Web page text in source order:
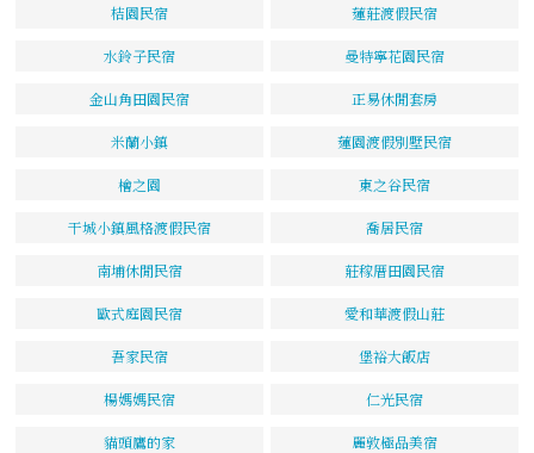
桔園民宿 蓮莊渡假民宿
水鈴子民宿 曼特寧花園民宿
金山角田園民宿 正易休閒套房
米蘭小鎮 蓮園渡假別墅民宿
檜之園 東之谷民宿
干城小鎮風格渡假民宿 喬居民宿
南埔休閒民宿 莊稼厝田園民宿
歐式庭園民宿 愛和華渡假山莊
吾家民宿 堡裕大飯店
楊媽媽民宿 仁光民宿
貓頭鷹的家 麗敦極品美宿